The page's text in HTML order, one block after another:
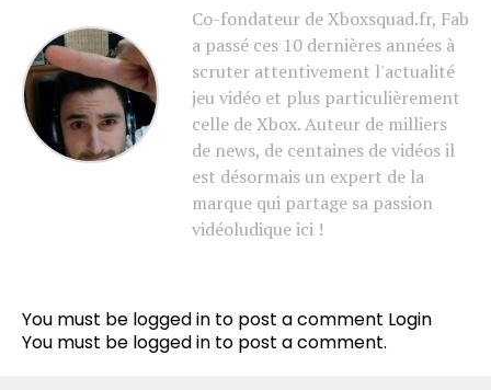
Co-fondateur de Xboxsquad.fr, Fab
a passé ces 10 dernières années à
scruter attentivement l'actualité
jeu vidéo et plus particulièrement
celle de Xbox. Auteur de milliers
de news, de centaines de vidéos il
est désormais un expert de la
marque qui partage sa passion
vidéoludique ici !
You must be logged in to post a comment Login
You must be logged in to post a comment.